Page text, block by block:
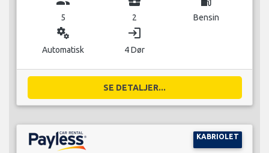
5 2 Bensin
miscellaneous_services
Automatisk
login
4 Dør
SE DETALJER...
KABRIOLET